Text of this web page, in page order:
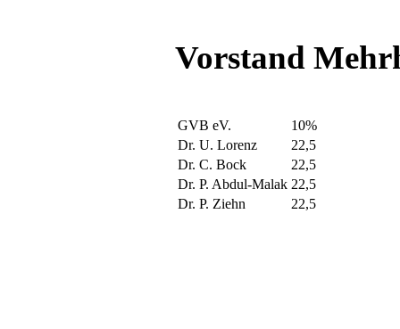
Vorstand
GVB eV.
10%
Dr. U. Lorenz
22,5
Dr. C. Bock
22,5
Dr. P. Abdul-Malak 22,5
Dr. P. Ziehn
22,5